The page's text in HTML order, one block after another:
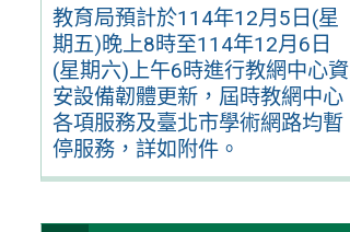
教育局預計於114年12月5日(星
期五)晚上8時至114年12月6日
(星期六)上午6時進行教網中心資
安設備韌體更新，屆時教網中心
各項服務及臺北市學術網路均暫
停服務，詳如附件。